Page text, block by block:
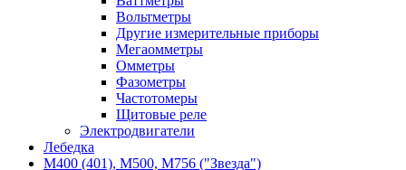
Вольтметры
Другие измерительные приборы
Мегаомметры
Омметры
Фазометры
Частотомеры
Щитовые реле
Электродвигатели
Лебедка
М400 (401), М500, М756 ("Звезда")